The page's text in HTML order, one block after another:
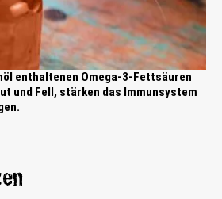
enthaltenen Omega-3-Fettsäuren
und Fell, stärken das Immunsystem